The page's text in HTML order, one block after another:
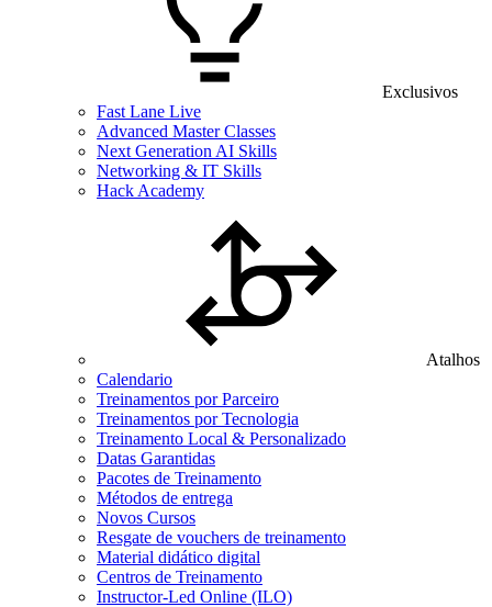
Exclusivos
Fast Lane Live
Advanced Master Classes
Next Generation AI Skills
Networking & IT Skills
Hack Academy
Atalhos
Calendario
Treinamentos por Parceiro
Treinamentos por Tecnologia
Treinamento Local & Personalizado
Datas Garantidas
Pacotes de Treinamento
Métodos de entrega
Novos Cursos
Resgate de vouchers de treinamento
Material didático digital
Centros de Treinamento
Instructor-Led Online (ILO)